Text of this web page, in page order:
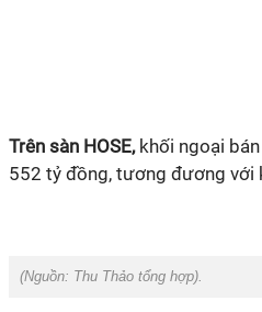
Trên sàn HOSE,khối ngoại
552 tỷ đồng, tương đương với
(Nguồn: Thu Thảo tổng hợp).